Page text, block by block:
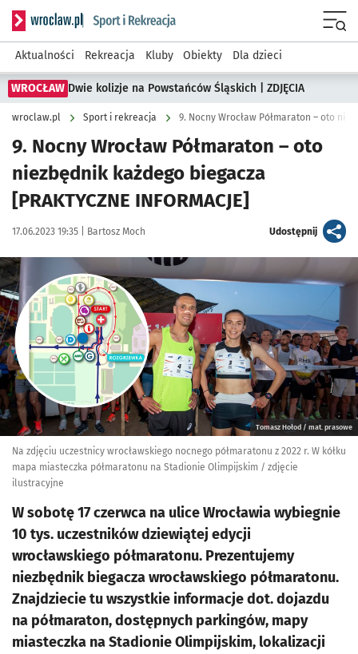
Serwis informacyjny wroclaw.pl podserwis: Sport i rekreacja
Aktualności Rekreacja Kluby Obiekty Dla dzieci
WROCŁAW Dwie kolizje na Powstańców Śląskich | ZDJĘCIA
wroclaw.pl Sport i rekreacja
9. Nocny Wrocław Półmaraton – oto
niezbędnik każdego biegacza
[PRAKTYCZNE INFORMACJE]
Data publikacji:
17.06.2023 19:35 | Autor:
Bartosz Moch Udostępnijartykuł
Kliknij, aby powiększyć
Tomasz Hołod / mat. prasowe
Na zdjęciu uczestnicy wrocławskiego nocnego półmaratonu z 2022 r. W kółku
mapa miasteczka półmaratonu na Stadionie Olimpijskim / zdjęcie
ilustracyjne
W sobotę 17 czerwca na ulice Wrocławia wybiegnie
10 tys. uczestników dziewiątej edycji
wrocławskiego półmaratonu. Prezentujemy
niezbędnik biegacza wrocławskiego półmaratonu.
Znajdziecie tu wszystkie informacje dot. dojazdu
na półmaraton, dostępnych parkingów, mapy
miasteczka na Stadionie Olimpijskim, lokalizacji